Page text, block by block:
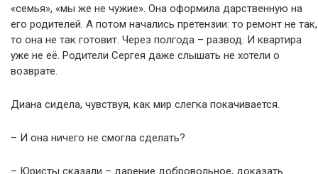
«семья», «мы же не чужие». Она оформила дарственную на
его родителей. А потом начались претензии: то ремонт не так,
то она не так готовит. Через полгода – развод. И квартира
уже не её. Родители Сергея даже слышать не хотели о
возврате.
Диана сидела, чувствуя, как мир слегка покачивается.
– И она ничего не смогла сделать?
– Юристы сказали – дарение добровольное, доказать